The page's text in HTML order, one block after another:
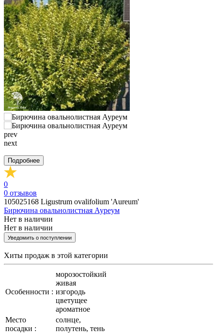
prev
next
Подробнее
0
0 отзывов
105025168 Ligustrum ovalifolium 'Aureum'
Бирючина овальнолистная Ауреум
Нет в наличии
Нет в наличии
Уведомить о поступлении
Хиты продаж в этой категории
Особенности :
морозостойкий
живая
изгородь
цветущее
ароматное
Место
посадки :
солнце,
полутень, тень